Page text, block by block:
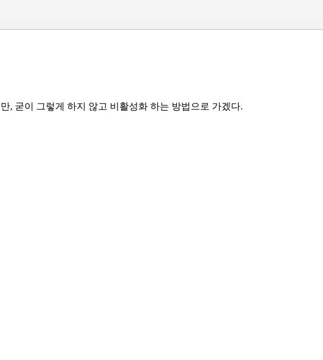
, 굳이 그렇게 하지 않고 비활성화 하는 방법으로 가겠다.